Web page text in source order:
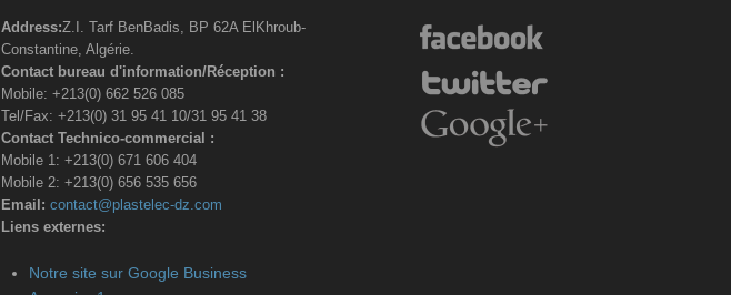
Address:Z.I. Tarf BenBadis, BP 62A ElKhroub-
Constantine, Algérie.
Contact bureau d'information/Réception :
Mobile: +213(0) 662 526 085
Tel/Fax: +213(0) 31 95 41 10/31 95 41 38
Contact Technico-commercial :
Mobile 1: +213(0) 671 606 404
Mobile 2: +213(0) 656 535 656
Email: contact@plastelec-dz.com
Liens externes:
Notre site sur Google Business